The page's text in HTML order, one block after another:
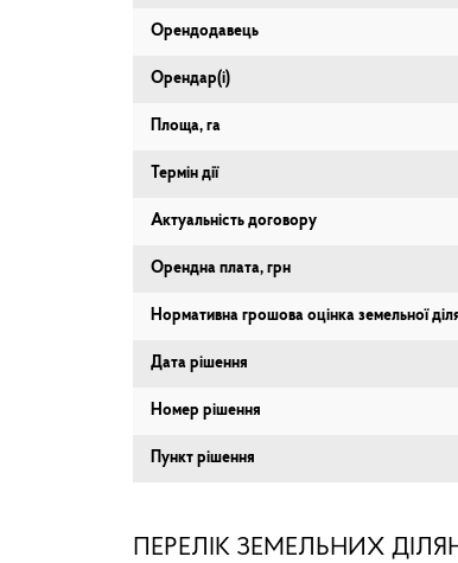
Орендодавець
Орендар(і)
Площа, га
Термін дії
Актуальність договору
Орендна плата, грн
Нормативна грошова оцінка земельної
Дата рішення
Номер рішення
Пункт рішення
ПЕРЕЛІК ЗЕМЕЛЬНИХ